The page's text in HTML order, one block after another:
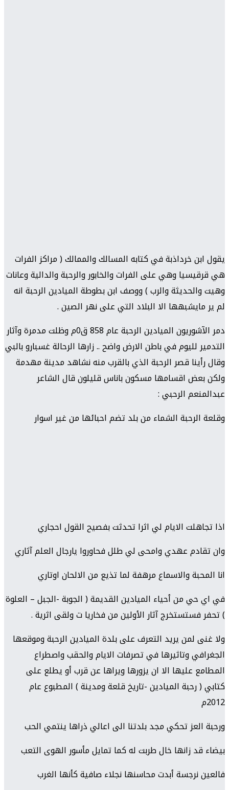
يقول ابن خرداذبة في كتابه المسالك والممالك ( مراكز الفرات
هي قرقيسيا وهي على الفرات والخابور والرحبة والدالية وعانات
وهيت والحديثة والرب ) ووصف ابن بطوطة الميادين الرحبة انه
لم ير مايشبهها الا البلاد التي على نهر الصين .
دمر الآشوريون الميادين الرحبة عام 858 ق0م وظلت مدمرة وآثار
التدمير لليوم في باطن الارض واضح .. زارها الرحالة غسبارو بالبي
وقال رأينا قصر الرحبة الذي بالقرب منه نشاهد مدينة مهدمة
ولكن بعض اقسامها مسكون باناس قليلون قال الشاعر
عبدالمنعم الرحبي :
وقلعة الرحبة الشماء من بلد تضم احبائها من غير اسوار
اذا تجاهلت الايام لي اثرا تحدثت بفصيح القول احجاري
وان تقادم عهدي وامحى لي طلل فحاوروا يارجال العلم آثاري
انا المحبة والاسماع مرهفة لما تذيع من الالحان اوتاري
في اي حي من أحياء الميادين القديمة ( الجوبة -الجبل – العلوة
) تحفر فستستخرج آثار الأولين من فخاريا ت ولقى اثرية .
ولا غنى لمن يريد التعرف على بلدة الميادين الرحبة وموقعها
الجغرافي وتاثيرها في تصرفات الايام والحقب واصطراع
المطامع عليها الا ان يزورها ويراها عن قرب أو يطلع على
كتابي ( رحبة الميادين -تاريخ قلعة ومدينة ) المطبوع عام
2012م
ورحبة العز تحكي مجد بلدتنا الى اعالي ذراها ينتمي الحب
بيضاء قد زانها خال طربت له كما تمايل مأسور الهوى التعب
فالعين نرجسة أبدت محاسنها نجلاء صافية كأنها الغرب